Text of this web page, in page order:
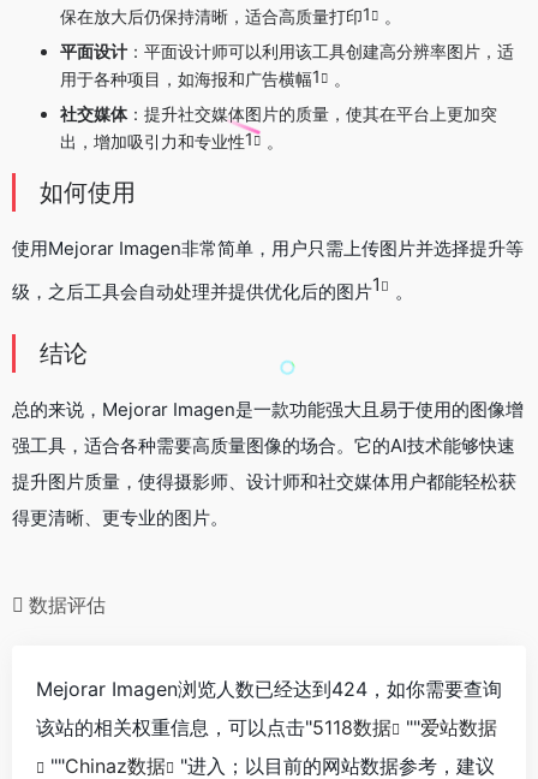
保在放大后仍保持清晰，适合高质量打印1
。
平面设计 ：平面设计师可以利用该工具创建高分辨率图片，适
用于各种项目，如海报和广告横幅1
。
社交媒体：提升社交媒体图片的质量，使其在平台上更加突
出，增加吸引力和专业性1 。
如何使用
使用Mejorar Imagen非常简单，用户只需上传图片并选择提升等
级，之后工具会自动处理并提供优化后的图片1 。
结论
总的来说，Mejorar Imagen是一款功能强大且易于使用的图像增
强工具，适合各种需要高质量图像的场合。它的AI技术能够快速
提升图片质量，使得摄影师、设计师和社交媒体用户都能轻松获
得更清晰、更专业的图片。
数据评估
Mejorar Imagen浏览人数已经达到424，如你需要查询
该站的相关权重信息，可以点击"5118数据 ""爱站数据
""Chinaz数据
"进入；以目前的网站数据参考，建议